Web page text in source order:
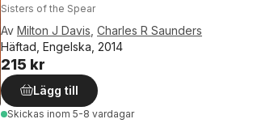
Sisters of the Spear
Av Milton J Davis Charles R Saunders
Häftad, Engelska, 2014
215 kr
Lägg till
Skickas inom 5-8 vardagar